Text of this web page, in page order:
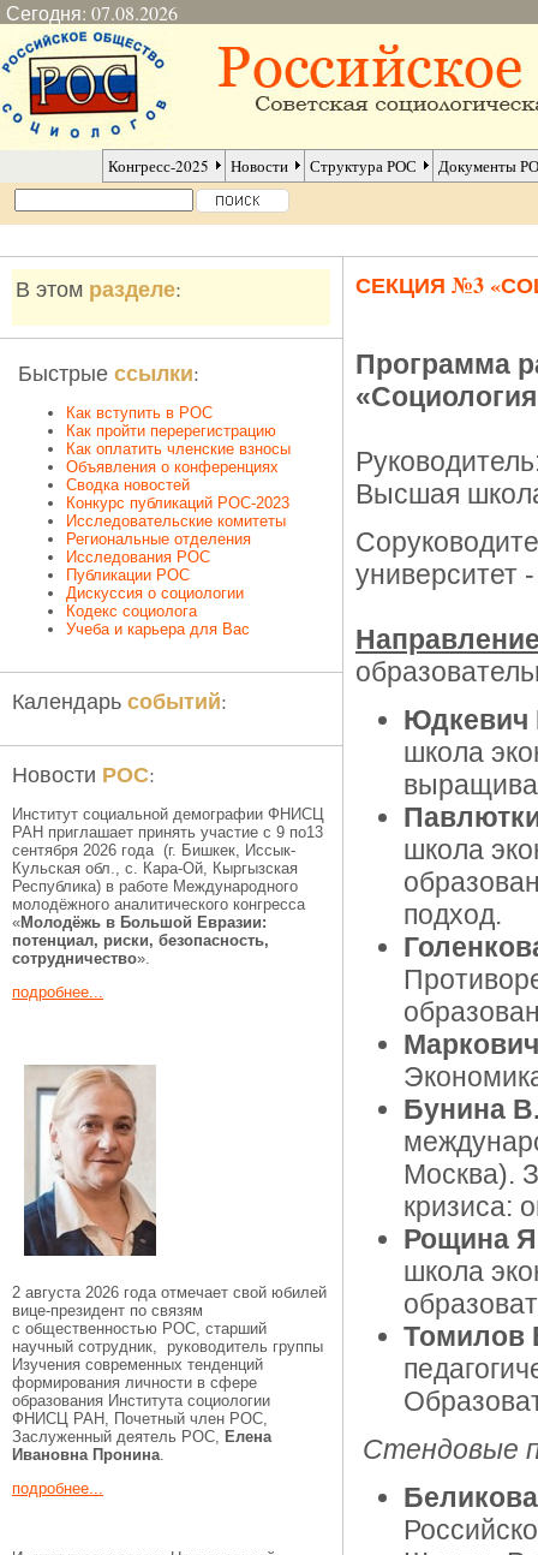
Сегодня: 07.08.2026
Конгресс-2025 Новости Структура РОС Документы
В этом разделе:
Быстрые ссылки:
Как вступить в РОС
Как пройти перерегистрацию
Как оплатить членские взносы
Объявления о конференциях
Сводка новостей
Конкурс публикаций РОС-2023
Исследовательские комитеты
Региональные отделения
Исследования РОС
Публикации РОС
Дискуссия о социологии
Кодекс социолога
Учеба и карьера для Вас
Календарь событий:
Новости РОС:
Институт социальной демографии ФНИСЦ
РАН приглашает принять участие с 9 по13
сентября 2026 года (г. Бишкек, Иссык-
Кульская обл., c. Кара-Ой, Кыргызская
Республика) в работе Международного
молодёжного аналитического конгресса
«Молодёжь в Большой Евразии:
потенциал, риски, безопасность,
сотрудничество».
подробнее...
2 августа 2026 года отмечает свой юбилей
вице-президент по связям
с общественностью РОС, старший
научный сотрудник, руководитель группы
Изучения современных тенденций
формирования личности в сфере
образования Института социологии
ФНИСЦ РАН, Почетный член РОС,
Заслуженный деятель РОС, Елена
Ивановна Пронина.
подробнее...
СЕКЦИЯ №3
Программа
Высшая
университет
школа
школа
подход.
Бунина
Москва).
кризиса:
Рощина
школа
Томилов
Стендовые